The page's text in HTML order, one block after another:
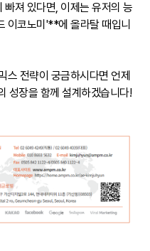
져 있다면, 이제는 유저의 능
이코노미'**에 올라탈 때입니
스 전략이 궁금하시다면 언제
성장을 함께 설계하겠습니다!